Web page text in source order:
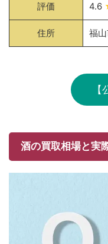
評価 4.6
住所 福
酒の買取相場と実